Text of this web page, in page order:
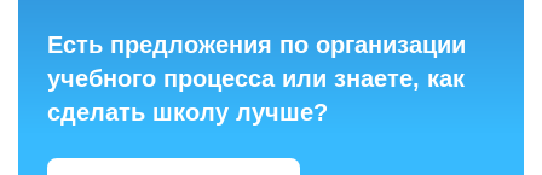
Есть предложения по организации
учебного процесса или знаете, как
сделать школу лучше?